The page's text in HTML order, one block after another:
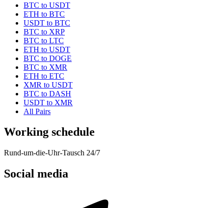
BTC to USDT
ETH to BTC
USDT to BTC
BTC to XRP
BTC to LTC
ETH to USDT
BTC to DOGE
BTC to XMR
ETH to ETC
XMR to USDT
BTC to DASH
USDT to XMR
All Pairs
Working schedule
Rund-um-die-Uhr-Tausch 24/7
Social media